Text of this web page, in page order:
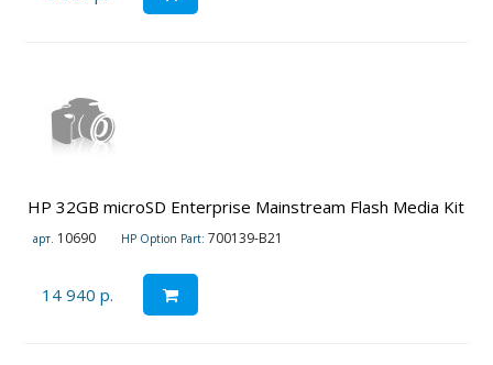
HP 32GB microSD Enterprise Mainstream Flash Media Kit
арт. 10690 HP Option Part: 700139-B21
14 940 р.